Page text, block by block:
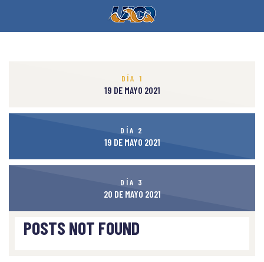
DÍA 1
19 DE MAYO 2021
DÍA 2
19 DE MAYO 2021
DÍA 3
20 DE MAYO 2021
POSTS NOT FOUND
POSTS NOT FOUND